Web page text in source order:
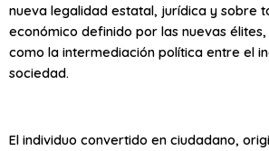
nueva legalidad estatal, jurídica y sobre
económico definido por las nuevas
como la intermediación política entre el
sociedad.
El individuo convertido en ciudadano,